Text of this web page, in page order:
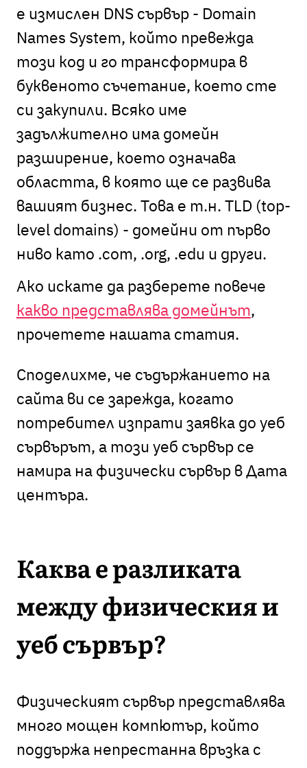
е измислен DNS сървър - Domain
Names System, който превежда
този код и го трансформира в
буквеното съчетание, което сте
си закупили. Всяко име
задължително има домейн
разширение, което означава
областта, в която ще се развива
вашият бизнес. Това е т.н. TLD (top-
level domains) - домейни от първо
ниво като .com, .org, .edu и други.
Ако искате да разберете повече
какво представлява домейнът,
прочетете нашата статия.
Споделихме, че съдържанието на
сайта ви се зарежда, когато
потребител изпрати заявка до уеб
сървърът, а този уеб сървър се
намира на физически сървър в Дата
центъра.
Каква е разликата
между физическия и
уеб сървър?
Физическият сървър представлява
много мощен компютър, който
поддържа непрестанна връзка с